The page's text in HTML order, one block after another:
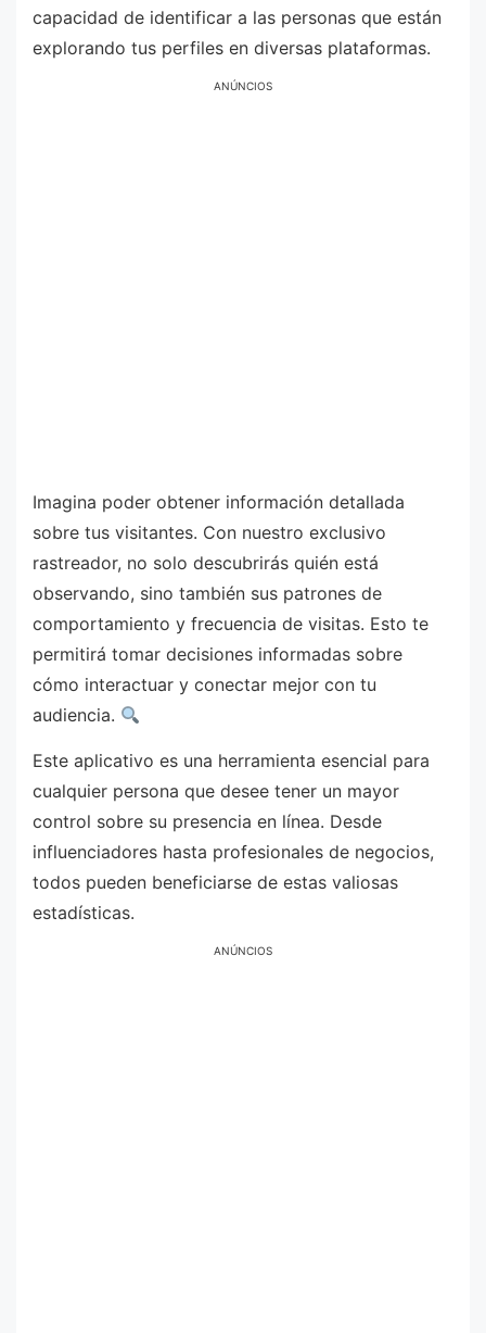
capacidad de identificar a las personas que están
explorando tus perfiles en diversas plataformas.
ANÚNCIOS
Imagina poder obtener información detallada
sobre tus visitantes. Con nuestro exclusivo
rastreador, no solo descubrirás quién está
observando, sino también sus patrones de
comportamiento y frecuencia de visitas. Esto te
permitirá tomar decisiones informadas sobre
cómo interactuar y conectar mejor con tu
audiencia.
Este aplicativo es una herramienta esencial para
cualquier persona que desee tener un mayor
control sobre su presencia en línea. Desde
influenciadores hasta profesionales de negocios,
todos pueden beneficiarse de estas valiosas
estadísticas.
ANÚNCIOS